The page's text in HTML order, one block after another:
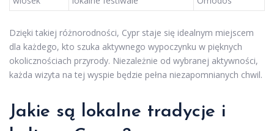
Dzięki takiej różnorodności, Cypr staje się idealnym miejscem
dla każdego, kto szuka aktywnego wypoczynku w pięknych
okolicznościach przyrody. Niezależnie od wybranej aktywności,
każda wizyta na tej wyspie będzie pełna niezapomnianych chwil.
Jakie są lokalne tradycje i